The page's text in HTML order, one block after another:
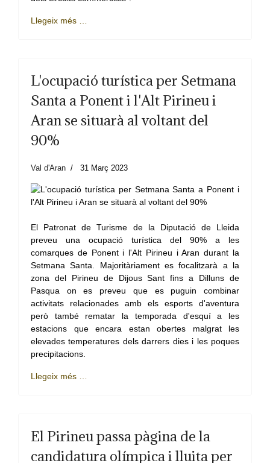
Llegeix més …
L'ocupació turística per Setmana
Santa a Ponent i l'Alt Pirineu i
Aran se situarà al voltant del
90%
Val d'Aran 31 Març 2023
El Patronat de Turisme de la Diputació de Lleida
preveu una ocupació turística del 90% a les
comarques de Ponent i l'Alt Pirineu i Aran durant la
Setmana Santa. Majoritàriament es focalitzarà a la
zona del Pirineu de Dijous Sant fins a Dilluns de
Pasqua on es preveu que es puguin combinar
activitats relacionades amb els esports d'aventura
però també rematar la temporada d'esquí a les
estacions que encara estan obertes malgrat les
elevades temperatures dels darrers dies i les poques
precipitacions.
Llegeix més …
El Pirineu passa pàgina de la
candidatura olímpica i lluita per